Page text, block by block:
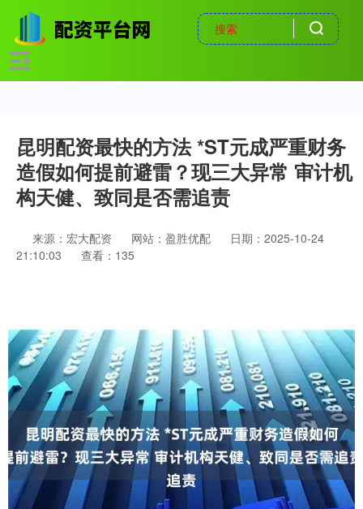
昆明配资最快的方法 *ST元成严重财务
造假如何提前避雷？现三大异常 审计机
构天健、致同是否需追责
来源：宏大配资 网站：盈胜优配
日期：2025-10-24
21:10:03
查看：135